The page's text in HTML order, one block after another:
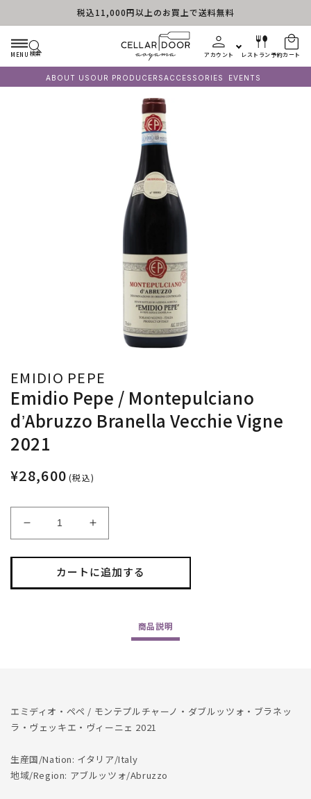
コンテンツに進む税込11,000円以上のお買上で送料無料
MENU 検索 アカウント レストラン予約カート
ABOUT US OUR PRODUCERSACCESSORIES EVENTS
EMIDIO PEPE
Emidio Pepe / Montepulciano
dʼAbruzzo Branella Vecchie Vigne
2021
¥28,600 (税込)
Emidio
Pepe
/
Montepulciano
dʼAbruzzo
を
減
す
Emidio
Pepe
/
Montepulciano
dʼAbruzzo
を
増
す
カートに追加する
商品説明
エミディオ・ペペ / モンテプルチャーノ・ダブルッツォ・ブラネッ
ラ・ヴェッキエ・ヴィーニェ 2021
生産国/Nation: イタリア/Italy
地域/Region: アブルッツォ/Abruzzo